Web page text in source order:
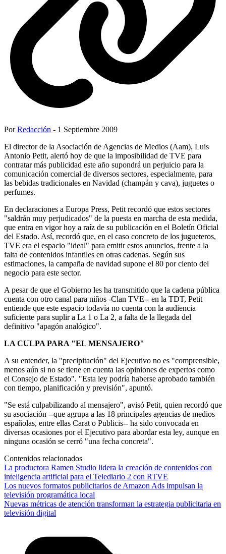
PorRedacción - 1 Septiembre 2009
El director de la Asociación de Agencias de Medios (Aam), Luis
Antonio Petit, alertó hoy de que la imposibilidad de TVE para
contratar más publicidad este año supondrá un perjuicio para la
comunicación comercial de diversos sectores, especialmente, para
las bebidas tradicionales en Navidad (champán y cava), juguetes o
perfumes.
En declaraciones a Europa Press, Petit recordó que estos sectores
"saldrán muy perjudicados" de la puesta en marcha de esta medida,
que entra en vigor hoy a raíz de su publicación en el Boletín Oficial
del Estado. Así, recordó que, en el caso concreto de los jugueteros,
TVE era el espacio "ideal" para emitir estos anuncios, frente a la
falta de contenidos infantiles en otras cadenas. Según sus
estimaciones, la campaña de navidad supone el 80 por ciento del
negocio para este sector.
A pesar de que el Gobierno les ha transmitido que la cadena pública
cuenta con otro canal para niños -Clan TVE-- en la TDT, Petit
entiende que este espacio todavía no cuenta con la audiencia
suficiente para suplir a La 1 o La 2, a falta de la llegada del
definitivo "apagón analógico".
LA CULPA PARA "EL MENSAJERO"
A su entender, la "precipitación" del Ejecutivo no es "comprensible,
menos aún si no se tiene en cuenta las opiniones de expertos como
el Consejo de Estado". "Esta ley podría haberse aprobado también
con tiempo, planificación y previsión", apuntó.
"Se está culpabilizando al mensajero", avisó Petit, quien recordó que
su asociación --que agrupa a las 18 principales agencias de medios
españolas, entre ellas Carat o Publicis-- ha sido convocada en
diversas ocasiones por el Ejecutivo para abordar esta ley, aunque en
ninguna ocasión se cerró "una fecha concreta".
Contenidos relacionados
La productora Ramen Studio lidera la creación de contenidos con
inteligencia artificial para el Telediario 2 con RTVE
Los nuevos formatos publicitarios de Amazon Ads impulsan la
televisión programática local
Nuevas métricas de atención transforman la estrategia publicitaria en
televisión digital